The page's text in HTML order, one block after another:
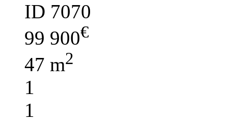
ID 7070
99 900€
47 m2
1
1